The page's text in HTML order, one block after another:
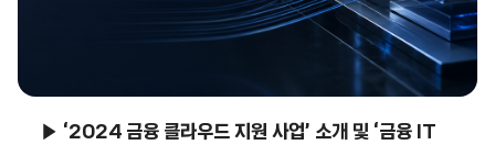
▶ ‘2024 금융 클라우드 지원 사업’ 소개 및 ‘금융 IT